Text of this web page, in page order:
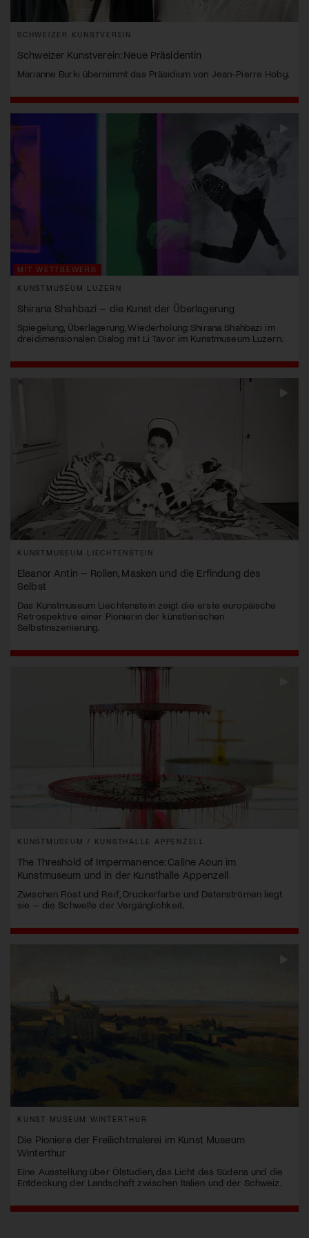
SCHWEIZER KUNSTVEREIN
Schweizer Kunstverein: Neue Präsidentin
Marianne Burki übernimmt das Präsidium von Jean-Pierre Hoby.
MIT WETTBEWERB
KUNSTMUSEUM LUZERN
Shirana Shahbazi – die Kunst der Überlagerung
Spiegelung, Überlagerung, Wiederholung: Shirana Shahbazi im
dreidimensionalen Dialog mit Li Tavor im Kunstmuseum Luzern.
KUNSTMUSEUM LIECHTENSTEIN
Eleanor Antin – Rollen, Masken und die Erfindung des
Selbst
Das Kunstmuseum Liechtenstein zeigt die erste europäische
Retrospektive einer Pionierin der künstlerischen
Selbstinszenierung.
KUNSTMUSEUM / KUNSTHALLE APPENZELL
The Threshold of Impermanence: Caline Aoun im
Kunstmuseum und in der Kunsthalle Appenzell
Zwischen Rost und Reif, Druckerfarbe und Datenströmen liegt
sie – die Schwelle der Vergänglichkeit.
KUNST MUSEUM WINTERTHUR
Die Pioniere der Freilichtmalerei im Kunst Museum
Winterthur
Eine Ausstellung über Ölstudien, das Licht des Südens und die
Entdeckung der Landschaft zwischen Italien und der Schweiz.